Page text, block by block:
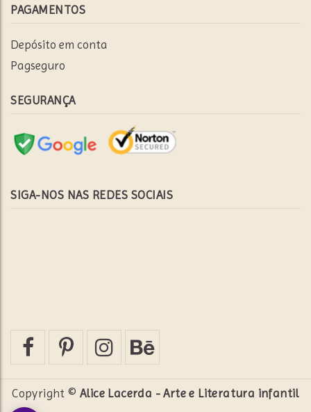
PAGAMENTOS
Depósito em conta
Pagseguro
SEGURANÇA
SIGA-NOS NAS REDES SOCIAIS
Copyright © Alice Lacerda - Arte e Literatura infantil